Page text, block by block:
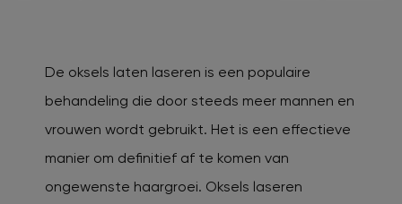
De oksels laten laseren is een populaire
behandeling die door steeds meer mannen en
vrouwen wordt gebruikt. Het is een effectieve
manier om definitief af te komen van
ongewenste haargroei. Oksels laseren